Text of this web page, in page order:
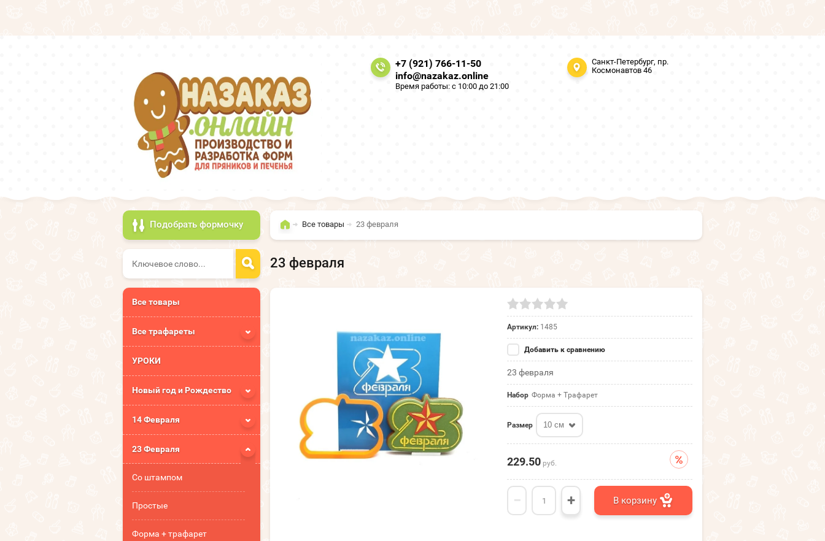
+7 (921) 766-11-50
info@nazakaz.online
Время работы: с 10:00 до 21:00
Санкт-Петербург, пр.
Космонавтов 46
Подобрать формочку
Все товары
Все трафареты
УРОКИ
Новый год и Рождество
14 Февраля
23 Февраля
Со штампом
Простые
Форма + трафарет
Все товары 23 февраля
23 февраля
Артикул: 1485
Добавить к сравнению
23 февраля
Набор Форма + Трафарет
Размер 10 см
229.50 руб.
− + В корзину